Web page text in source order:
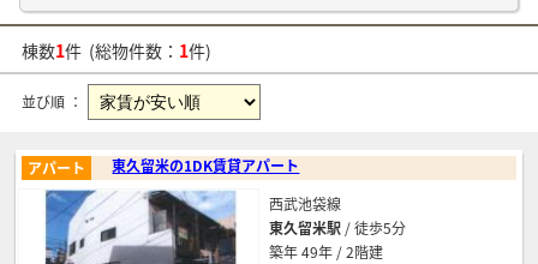
棟数1件 (総物件数： 1件)
並び順 ：
東久留米の1DK賃貸アパート
アパート
西武池袋線
東久留米駅 / 徒歩5分
築年 49年 / 2階建